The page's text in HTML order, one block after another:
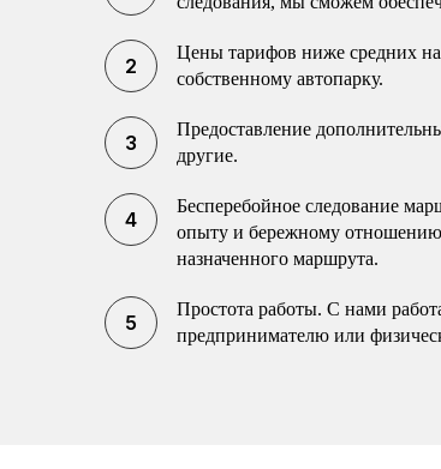
Цены тарифов ниже средних
собственному автопарку.
Предоставление
другие.
Бесперебойное следование
опыту и бережному отношению
назначенного маршрута.
Простота работы. С нами
предпринимателю или